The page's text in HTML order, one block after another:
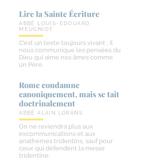
Lire la Sainte Écriture
ABBÉ LOUIS-EDOUARD
MEUGNIOT
C’est un texte toujours vivant ; il
nous communique les pensées du
Dieu qui aime nos âmes comme
un Père.
Rome condamne
canoniquement, mais se tait
doctrinalement
ABBÉ ALAIN LORANS
On ne reviendra plus aux
excommunications et aux
anathèmes tridentins, sauf pour
ceux qui défendent la messe
tridentine.